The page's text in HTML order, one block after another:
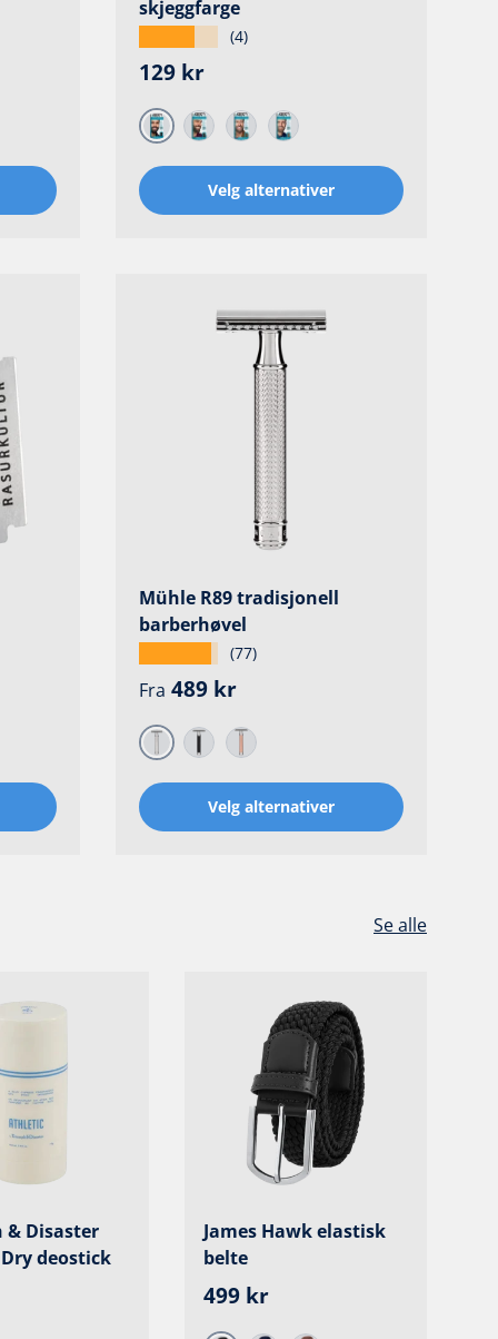
skjeggfarge
(4)
Ordinær pris
129 kr
Sort MørkebrunMiddels brun
Lysebrun
Velg alternativer
Mühle R89 tradisjonell
barberhøvel
(77)
Ordinær pris
Fra 489 kr
KromSort
Rosegull
Velg alternativer
Se alle
& Disaster
deostick
pris
James Hawk elastisk
belte
Ordinær pris
499 kr